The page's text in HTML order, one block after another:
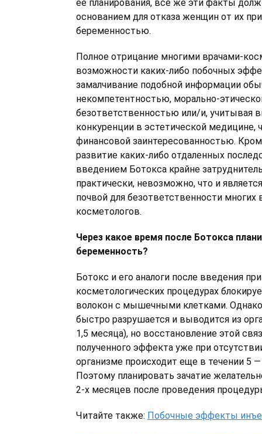
ее планирования, все же эти факты
основанием для отказа женщин от их
беременностью.
Полное отрицание многими врачами-
возможности каких-либо побочных
замалчивание подобной информации
некомпетентностью, морально-
безответственностью или/и, учитывая
конкуренции в эстетической медицине,
финансовой заинтересованностью.
развитие каких-либо отдаленных
введением Ботокса крайне
практически, невозможно, что и
почвой для безответственности многих
косметологов.
Через какое время после Ботокса
беременность?
Ботокс и его аналоги после введения при
косметологических процедурах
волокон с мышечными клетками.
быстро разрушается и выводится из
1,5 месяца), но восстановление этой
полученного эффекта уже при
организме происходит еще в течении 5
Поэтому планировать зачатие
2-х месяцев после проведения
Читайте также: Побочные эффекты